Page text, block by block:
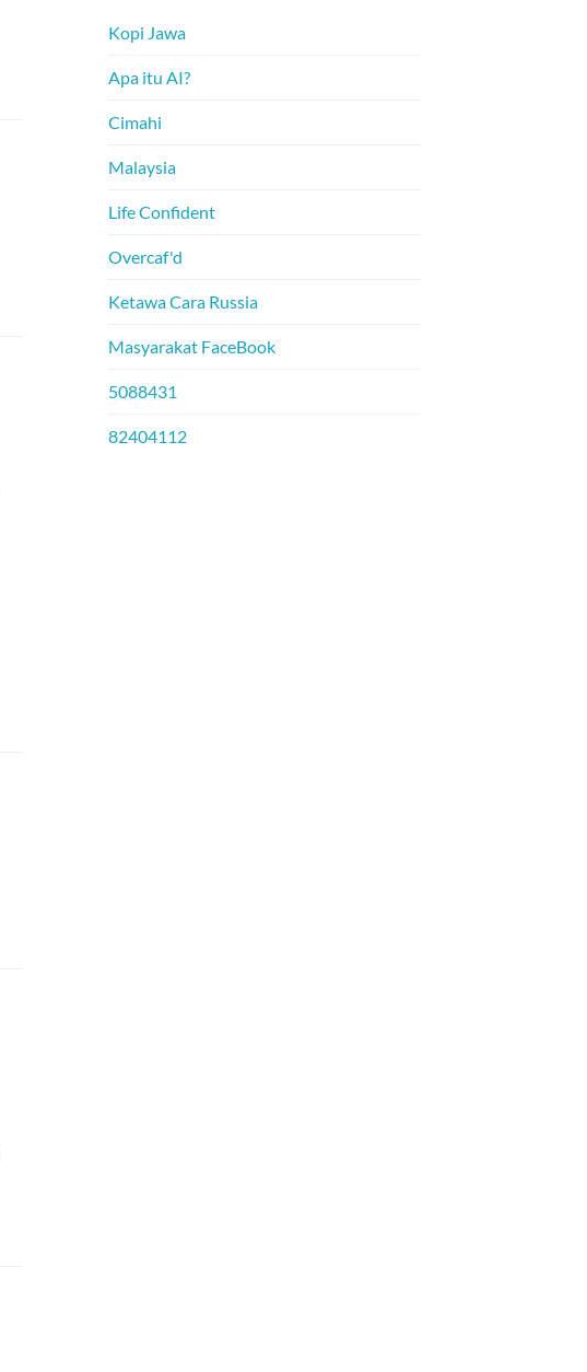
Kopi Jawa
Apa itu AI?
Cimahi
Malaysia
Life Confident
Overcaf'd
Ketawa Cara Russia
Masyarakat FaceBook
5088431
82404112